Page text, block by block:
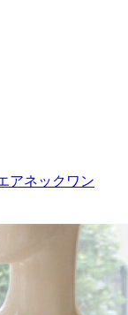
アネックワン